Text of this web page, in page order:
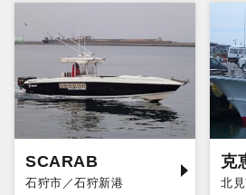
SCARAB
石狩市／石狩新港
克
北